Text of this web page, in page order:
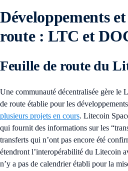
Développements
route : LTC et
Feuille de route du
Une communauté décentralisée gère le
de route établie pour les
plusieurs projets en cours. Litecoin
qui fournit des informations sur les
transferts qui n’ont pas encore été
étendront l’interopérabilité du Litecoin
n’y a pas de calendrier établi pour la